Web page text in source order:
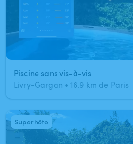
Piscine sans vis-à-vis
Livry-Gargan • 16.9 km de Paris
1/7
Superhôte